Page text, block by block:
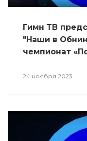
Гимн ТВ
"Наши в
чемпионат
24 ноября 2023